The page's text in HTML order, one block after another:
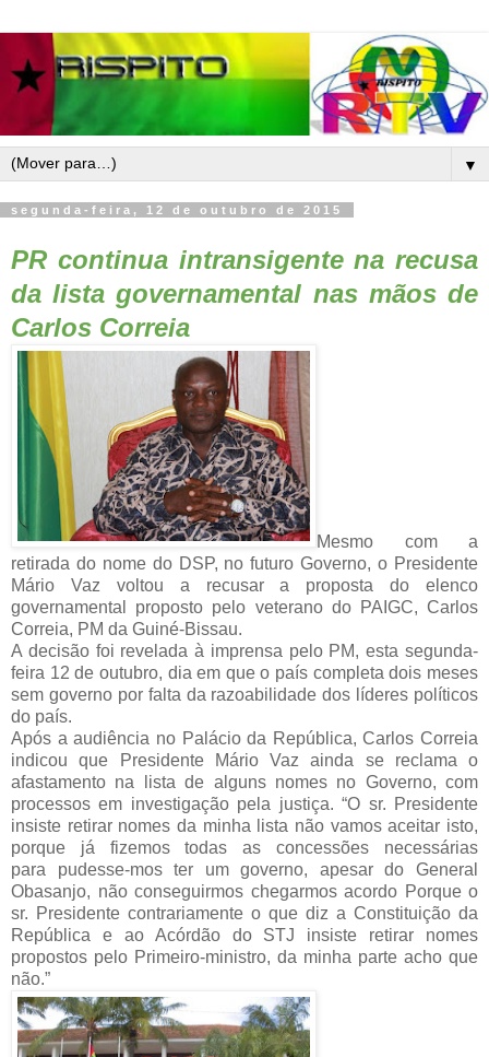
▼
segunda-feira, 12 de outubro de 2015
PR continua intransigente na recusa
da lista governamental nas mãos de
Carlos Correia
Mesmo com a
retirada do nome do DSP, no futuro Governo, o Presidente
Mário Vaz voltou a recusar a proposta do elenco
governamental proposto pelo veterano do PAIGC, Carlos
Correia, PM da Guiné-Bissau.
A decisão foi revelada à imprensa pelo PM, esta segunda-
feira 12 de outubro, dia em que o país completa dois meses
sem governo por falta da razoabilidade dos líderes políticos
do país.
Após a audiência no Palácio da República, Carlos Correia
indicou que Presidente Mário Vaz ainda se reclama o
afastamento na lista de alguns nomes no Governo, com
processos em investigação pela justiça. “O sr. Presidente
insiste retirar nomes da minha lista não vamos aceitar isto,
porque já fizemos todas as concessões necessárias
para pudesse-mos ter um governo, apesar do General
Obasanjo, não conseguirmos chegarmos acordo Porque o
sr. Presidente contrariamente o que diz a Constituição da
República e ao Acórdão do STJ insiste retirar nomes
propostos pelo Primeiro-ministro, da minha parte acho que
não.”